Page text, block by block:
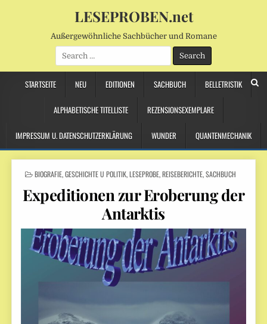
LESEPROBEN.net
Außergewöhnliche Sachbücher und Romane
Search
for:
STARTSEITE NEU EDITIONEN SACHBUCH BELLETRISTIK
ALPHABETISCHE TITELLISTE REZENSIONSEXEMPLARE
IMPRESSUM U. DATENSCHUTZERKLÄRUNG WUNDER QUANTENMECHANIK
POSTED
BIOGRAFIE,GESCHICHTE U POLITIK,LESEPROBE,REISEBERICHTE,SACHBUCH
Expeditionen zur Eroberung der
Antarktis